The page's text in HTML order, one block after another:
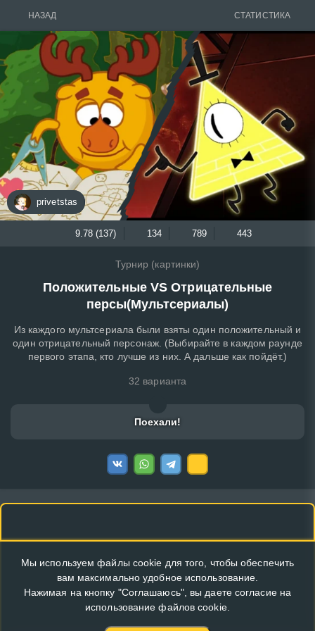
НАЗАД СТАТИСТИКА
privetstas
9.78 (137) 134 789 443
Турнир (картинки)
Положительные VS Отрицательные
персы(Мультсериалы)
Из каждого мультсериала были взяты один положительный и
один отрицательный персонаж. (Выбирайте в каждом раунде
первого этапа, кто лучше из них. А дальше как пойдёт.)
32 варианта
Поехали!
Мы используем файлы cookie для того, чтобы обеспечить
вам максимально удобное использование.
Нажимая на кнопку "Соглашаюсь", вы даете согласие на
использование файлов cookie.